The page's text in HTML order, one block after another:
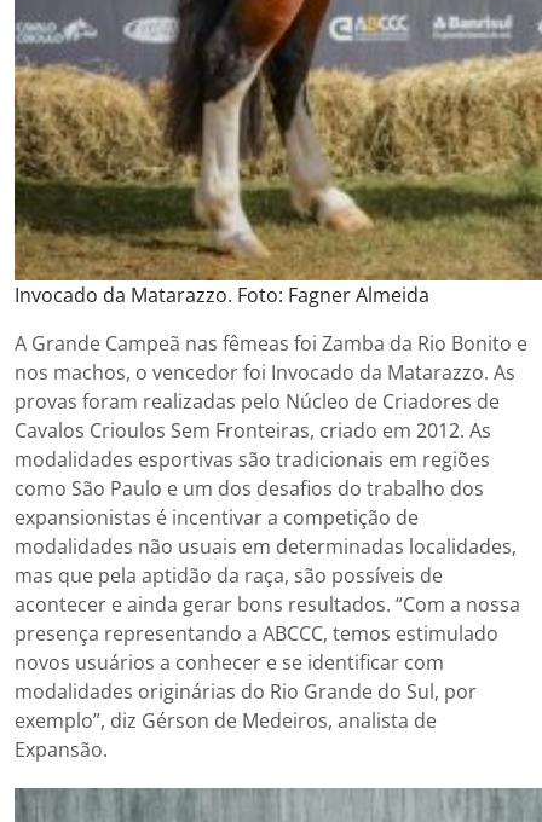
Invocado da Matarazzo. Foto: Fagner Almeida
A Grande Campeã nas fêmeas foi Zamba da Rio Bonito e
nos machos, o vencedor foi Invocado da Matarazzo. As
provas foram realizadas pelo Núcleo de Criadores de
Cavalos Crioulos Sem Fronteiras, criado em 2012. As
modalidades esportivas são tradicionais em regiões
como São Paulo e um dos desafios do trabalho dos
expansionistas é incentivar a competição de
modalidades não usuais em determinadas localidades,
mas que pela aptidão da raça, são possíveis de
acontecer e ainda gerar bons resultados. “Com a nossa
presença representando a ABCCC, temos estimulado
novos usuários a conhecer e se identificar com
modalidades originárias do Rio Grande do Sul, por
exemplo”, diz Gérson de Medeiros, analista de
Expansão.